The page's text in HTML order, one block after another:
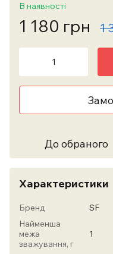
В наявності
1 180 грн 1
До обраного
Характеристики
Бренд
SF
Найменша
межа
зважування, г
1